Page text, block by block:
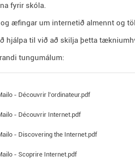
fyrir skóla.
æfingar um internetið almennt og
hjálpa til við að skilja þetta
tungumálum:
- Découvrir l'ordinateur.pdf
- Découvrir Internet.pdf
- Discovering the Internet.pdf
- Scoprire Internet.pdf